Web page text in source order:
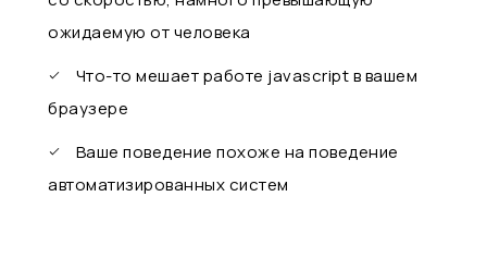
ожидаемую от человека
Что-то мешает работе javascript в вашем
браузере
Ваше поведение похоже на поведение
автоматизированных систем